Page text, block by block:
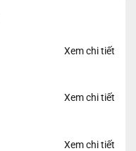
Xem chi tiết
Xem chi tiết
Xem chi tiết